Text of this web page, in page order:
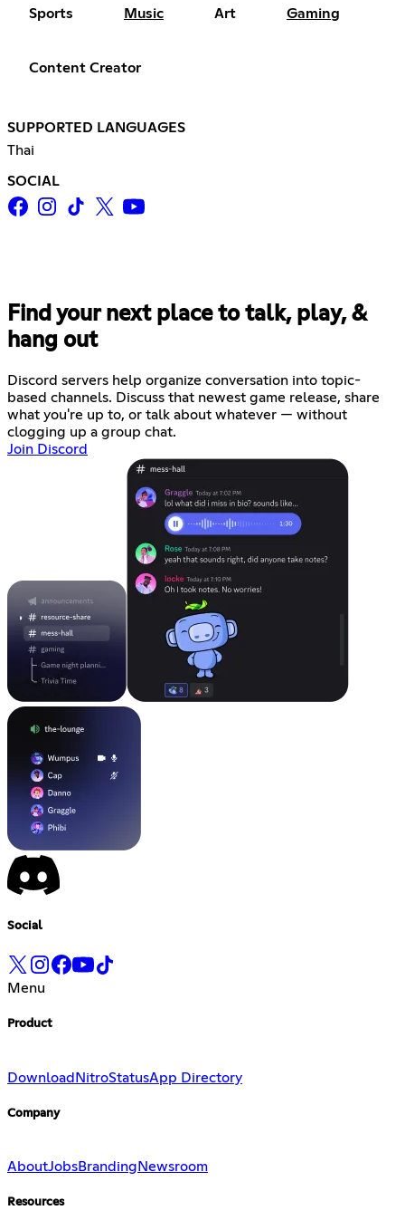
Sports Music Art Gaming
Content Creator
SUPPORTED LANGUAGES
Thai
SOCIAL
Find your next place to talk, play, &
hang out
Discord servers help organize conversation into topic-
based channels. Discuss that newest game release, share
what you're up to, or talk about whatever — without
clogging up a group chat.
Join Discord
Social
Menu
Product
DownloadNitroStatusApp Directory
Company
AboutJobsBranding Newsroom
Resources